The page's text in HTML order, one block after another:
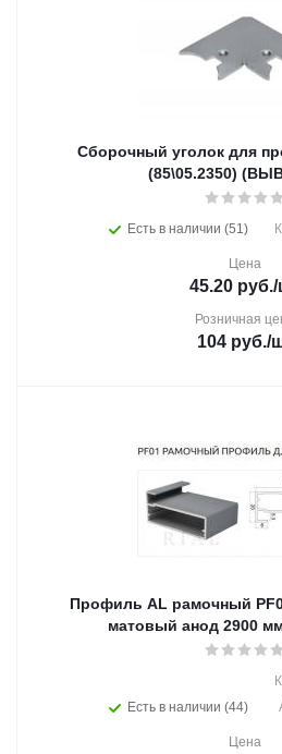
Сборочный уголок для
(85\05.2350)
Есть в наличии (51)
Цена
45.20 руб./
Розничная
104руб./
Профиль AL рамочный
матовый анод 2900
Есть в наличии (44)
Цена